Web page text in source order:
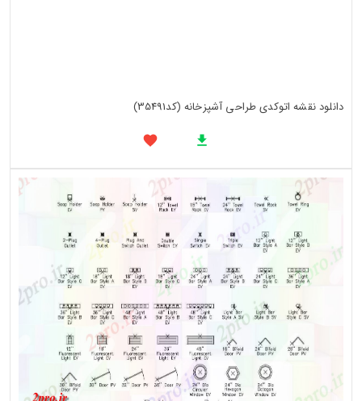
دانلود نقشه اتوکدی طراحی آشپزخانه (کد35491)